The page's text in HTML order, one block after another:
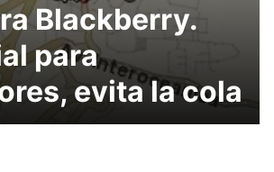
Blackberry.
para
evita la cola